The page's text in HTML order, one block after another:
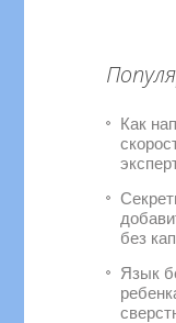
Как
без
Язык